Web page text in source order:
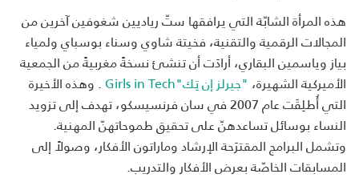
هذه المرأة الشابّة التي يرافقها ستّ رياديين شغوفين آخرين من
المجالات الرقمية والتقنية، فخيتة شاوي وسناء بوسباي ولمياء
بياز وياسمين البقاري، أرادَت أن تنشئ نسخةً مغربيةً من الجمعية
الأميركية الشهيرة، "جيرلز إن تِك"Girls in Tech
. وهذه الأخيرة
التي أُطلِقَت عام 2007 في سان فرنسيسكو، تهدف إلى تزويد
النساء بوسائل تساعدهنّ على تحقيق طموحاتهنّ المهنية.
وتشمل البرامج المقترَحة الإرشاد وماراتون الأفكار، وصولاً إلى
المسابقات الخاصّة بعرض الأفكار والتدريب.